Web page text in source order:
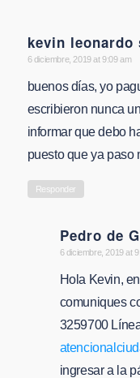
kevin leonardo
says:
6 diciembre, 2019 at 9:09 am
buenos días, yo
escribieron nunca
informar que debo
puesto que ya paso
Responder
Pedro de
says:
6 diciembre, 2019 at
Hola Kevin,
comuniques
3259700
ingresar a la